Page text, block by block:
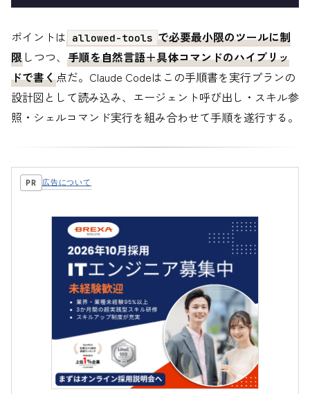
ポイントは allowed-tools で必要最小限のツールに制
限 しつつ、 手順を自然言語＋具体コマンドのハイブリッ
ドで書く点だ。Claude Codeはこの手順書を実行プランの
設計図として読み込み、エージェント呼び出し・スキル参
照・シェルコマンド実行を組み合わせて手順を遂行する。
PR 広告について